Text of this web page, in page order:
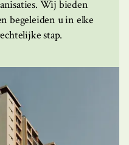
Wij bieden
begeleiden u in elke
stap.